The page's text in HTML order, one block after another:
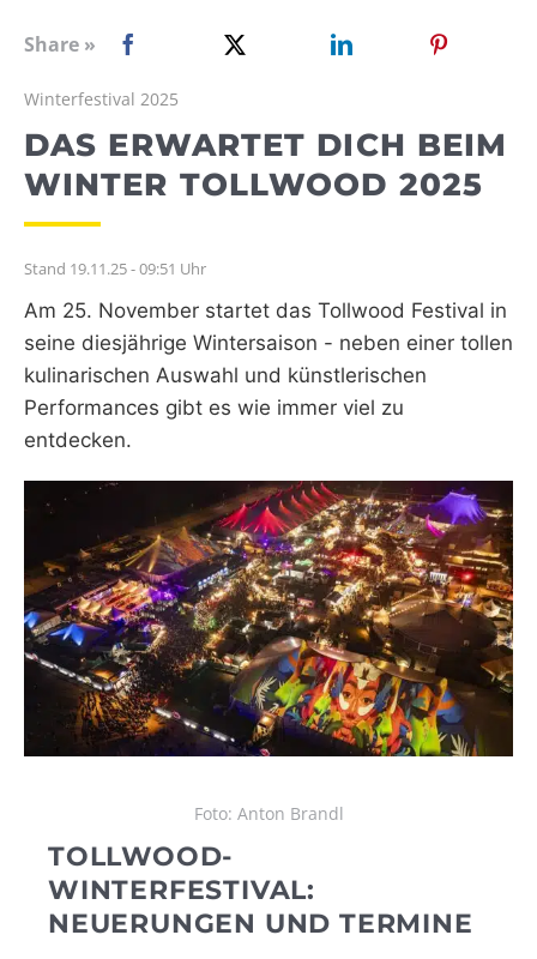
WEBRADIO
Share »
Winterfestival 2025
DAS ERWARTET DICH BEIM
WINTER TOLLWOOD 2025
Stand 19.11.25 - 09:51 Uhr
Am 25. November startet das Tollwood Festival in
seine diesjährige Wintersaison - neben einer tollen
kulinarischen Auswahl und künstlerischen
Performances gibt es wie immer viel zu
entdecken.
Foto: Anton Brandl
TOLLWOOD-
WINTERFESTIVAL:
NEUERUNGEN UND TERMINE